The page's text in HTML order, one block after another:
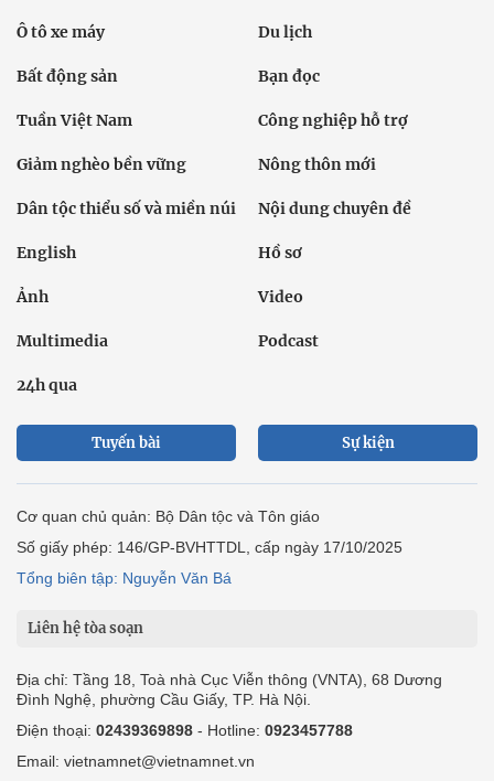
Ô tô xe máy Du lịch
Bất động sản Bạn đọc
Tuần Việt Nam Công nghiệp hỗ trợ
Giảm nghèo bền vững Nông thôn mới
Dân tộc thiểu số và miền núi Nội dung chuyên đề
English Hồ sơ
Ảnh Video
Multimedia Podcast
24h qua
Tuyến bài Sự kiện
Cơ quan chủ quản: Bộ Dân tộc và Tôn giáo
Số giấy phép: 146/GP-BVHTTDL, cấp ngày 17/10/2025
Tổng biên tập: Nguyễn Văn Bá
Liên hệ tòa soạn
Địa chỉ: Tầng 18, Toà nhà Cục Viễn thông (VNTA), 68 Dương
Đình Nghệ, phường Cầu Giấy, TP. Hà Nội.
Điện thoại: 02439369898 - Hotline: 0923457788
Email: vietnamnet@vietnamnet.vn